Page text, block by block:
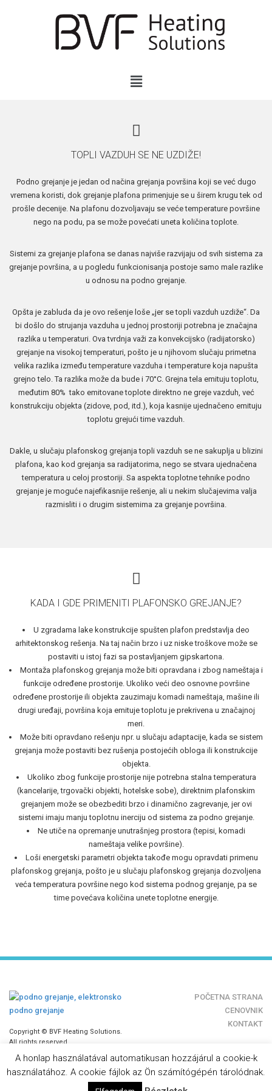
TOPLI VAZDUH SE NE UZDIŽE!
Podno grejanje je jedan od načina grejanja površina koji se već dugo
vremena koristi, dok grejanje plafona primenjuje se u širem krugu tek od
prošle decenije. Na plafonu dozvoljavaju se veće temperature površine
nego na podu, pa se može povećati uneta količina toplote.
Sistemi za grejanje plafona se danas najviše razvijaju od svih sistema za
grejanje površina, a u pogledu funkcionisanja postoje samo male razlike
u odnosu na podno grejanje.
Opšta je zabluda da je ovo rešenje loše „jer se topli vazduh uzdiže“. Da
bi došlo do strujanja vazduha u jednoj prostoriji potrebna je značajna
razlika u temperaturi. Ova tvrdnja važi za konvekcijsko (radijatorsko)
grejanje na visokoj temperaturi, pošto je u njihovom slučaju primetna
velika razlika između temperature vazduha i temperature koja napušta
grejno telo. Ta razlika može da bude i 70°C. Grejna tela emituju toplotu,
međutim 80% tako emitovane toplote direktno ne greje vazduh, već
konstrukciju objekta (zidove, pod, itd.), koja kasnije ujednačeno emituju
toplotu grejući time vazduh.
Dakle, u slučaju plafonskog grejanja topli vazduh se ne sakuplja u blizini
plafona, kao kod grejanja sa radijatorima, nego se stvara ujednačena
temperatura u celoj prostoriji. Sa aspekta toplotne tehnike podno
grejanje je moguće najefikasnije rešenje, ali u nekim slučajevima valja
razmisliti i o drugim sistemima za grejanje površina.
KADA I GDE PRIMENITI PLAFONSKO GREJANJE?
U zgradama lake konstrukcije spušten plafon predstavlja deo
arhitektonskog rešenja. Na taj način brzo i uz niske troškove može se
postaviti u istoj fazi sa postavljanjem gipskartona.
Montaža plafonskog grejanja može biti opravdana i zbog nameštaja i
funkcije određene prostorije. Ukoliko veći deo osnovne površine
određene prostorije ili objekta zauzimaju komadi nameštaja, mašine ili
drugi uređaji, površina koja emituje toplotu je prekrivena u značajnoj
meri.
Može biti opravdano rešenju npr. u slučaju adaptacije, kada se sistem
grejanja može postaviti bez rušenja postojećih obloga ili konstrukcije
objekta.
Ukoliko zbog funkcije prostorije nije potrebna stalna temperatura
(kancelarije, trgovački objekti, hotelske sobe), direktnim plafonskim
grejanjem može se obezbediti brzo i dinamično zagrevanje, jer ovi
sistemi imaju manju toplotnu inerciju od sistema za podno grejanje.
Ne utiče na opremanje unutrašnjeg prostora (tepisi, komadi
nameštaja velike površine).
Loši energetski parametri objekta takođe mogu opravdati primenu
plafonskog grejanja, pošto je u slučaju plafonskog grejanja dozvoljena
veća temperatura površine nego kod sistema podnog grejanje, pa se
time povećava količina unete toplotne energije.
Copyright © BVF Heating Solutions.
All rights reserved.
POČETNA STRANA
CENOVNIK
KONTAKT
A honlap használatával automatikusan hozzájárul a cookie-k
használatához. A cookie fájlok az Ön számítógépén tárolódnak.